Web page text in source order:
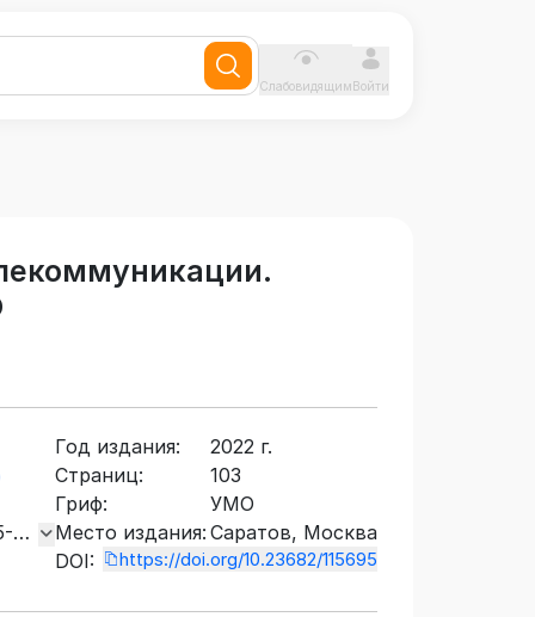
СлабовидящимВойти
Год издания:
2022 г.
Страниц:
103
Гриф:
УМО
Место издания: Саратов, Москва
DOI:
https://doi.org/10.23682/115695